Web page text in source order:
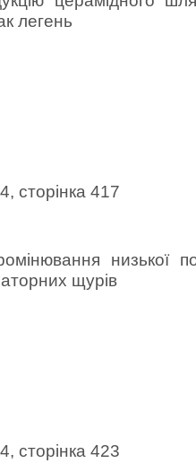
легень
сторінка 417
низької
щурів
сторінка 423